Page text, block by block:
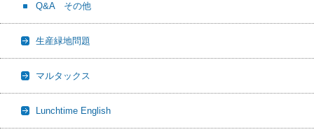
Q&A その他
生産緑地問題
マルタックス
Lunchtime English